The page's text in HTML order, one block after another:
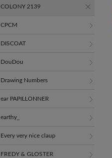
COLONY 2139
CPCM
DISCOAT
DouDou
Drawing Numbers
ear PAPILLONNER
earthy_
Every very nice claup
FREDY & GLOSTER